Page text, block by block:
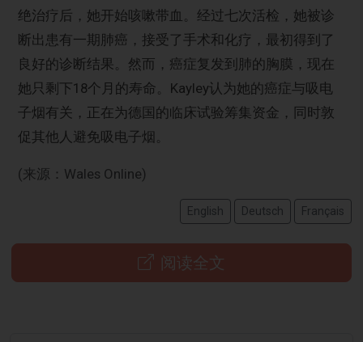
绝治疗后，她开始咳嗽带血。经过七次活检，她被诊
断出患有一期肺癌，接受了手术和化疗，最初得到了
良好的诊断结果。然而，癌症复发到肺的胸膜，现在
她只剩下18个月的寿命。Kayley认为她的癌症与吸电
子烟有关，正在为德国的临床试验筹集资金，同时敦
促其他人避免吸电子烟。
(来源：Wales Online)
English Deutsch Français
阅读全文